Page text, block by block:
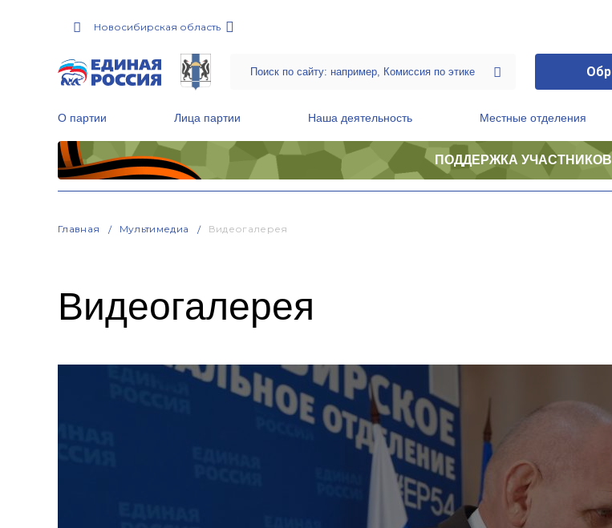
Новосибирская область
О партии Лица партии Наша деятельность Местные отделения
ПОДДЕРЖКА
Главная Мультимедиа Видеогалерея
Видеогалерея